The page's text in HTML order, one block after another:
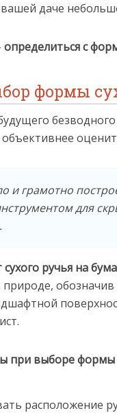
даче
определиться с
формы
и грамотно
для
ручья на
природе,
при выборе формы
расположение